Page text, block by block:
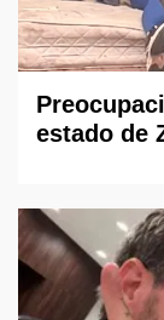
estado de